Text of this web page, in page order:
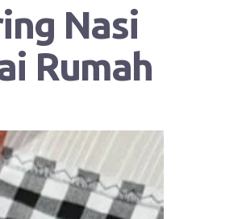
Nasi
Rumah